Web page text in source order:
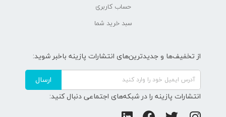
حساب کاربری
سبد خرید شما
از تخفیف‌ها و جدیدترین‌های انتشارات پازینه باخبر شوید:
ارسال
انتشارات پازینه را در شبکه‌های اجتماعی دنبال کنید: